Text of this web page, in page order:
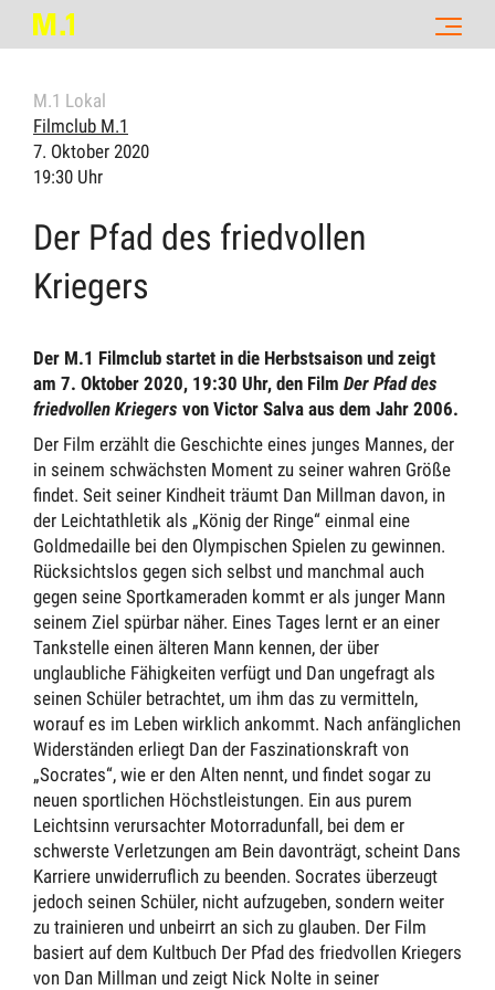
M.1 Lokal
Filmclub M.1
7. Oktober 2020
19:30 Uhr
Der Pfad des friedvollen
Kriegers
Der M.1 Filmclub startet in die Herbstsaison und zeigt
am 7. Oktober 2020, 19:30 Uhr, den Film Der Pfad des
friedvollen Kriegers von Victor Salva aus dem Jahr 2006.
Der Film erzählt die Geschichte eines junges Mannes, der
in seinem schwächsten Moment zu seiner wahren Größe
findet. Seit seiner Kindheit träumt Dan Millman davon, in
der Leichtathletik als „König der Ringe“ einmal eine
Goldmedaille bei den Olympischen Spielen zu gewinnen.
Rücksichtslos gegen sich selbst und manchmal auch
gegen seine Sportkameraden kommt er als junger Mann
seinem Ziel spürbar näher. Eines Tages lernt er an einer
Tankstelle einen älteren Mann kennen, der über
unglaubliche Fähigkeiten verfügt und Dan ungefragt als
seinen Schüler betrachtet, um ihm das zu vermitteln,
worauf es im Leben wirklich ankommt. Nach anfänglichen
Widerständen erliegt Dan der Faszinationskraft von
„Socrates“, wie er den Alten nennt, und findet sogar zu
neuen sportlichen Höchstleistungen. Ein aus purem
Leichtsinn verursachter Motorradunfall, bei dem er
schwerste Verletzungen am Bein davonträgt, scheint Dans
Karriere unwiderruflich zu beenden. Socrates überzeugt
jedoch seinen Schüler, nicht aufzugeben, sondern weiter
zu trainieren und unbeirrt an sich zu glauben. Der Film
basiert auf dem Kultbuch Der Pfad des friedvollen Kriegers
von Dan Millman und zeigt Nick Nolte in seiner